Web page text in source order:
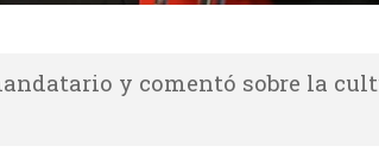
y comentó sobre la